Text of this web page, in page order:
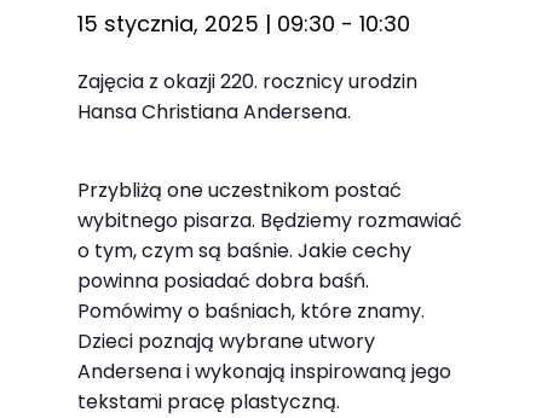
15 stycznia, 2025 | 09:30 - 10:30
Zajęcia z okazji 220. rocznicy urodzin
Hansa Christiana Andersena.
Przybliżą one uczestnikom postać
wybitnego pisarza. Będziemy rozmawiać
o tym, czym są baśnie. Jakie cechy
powinna posiadać dobra baśń.
Pomówimy o baśniach, które znamy.
Dzieci poznają wybrane utwory
Andersena i wykonają inspirowaną jego
tekstami pracę plastyczną.
one potrzebne
funkcjonowania
strony
Statystyka
Abyśmy mogli
poprawić
funkcjonalność
i strukturę
strony